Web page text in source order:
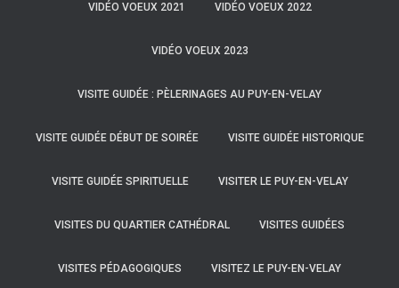
VIDÉO VOEUX 2021 VIDÉO VOEUX 2022
VIDÉO VOEUX 2023
VISITE GUIDÉE : PÈLERINAGES AU PUY-EN-VELAY
VISITE GUIDÉE DÉBUT DE SOIRÉE VISITE GUIDÉE HISTORIQUE
VISITE GUIDÉE SPIRITUELLE VISITER LE PUY-EN-VELAY
VISITES DU QUARTIER CATHÉDRAL VISITES GUIDÉES
VISITES PÉDAGOGIQUES VISITEZ LE PUY-EN-VELAY